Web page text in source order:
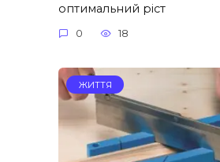
оптимальний ріст
0 18
ЖИТТЯ